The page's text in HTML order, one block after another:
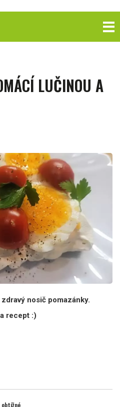
LUČINOU A
nosič pomazánky.
recept :)